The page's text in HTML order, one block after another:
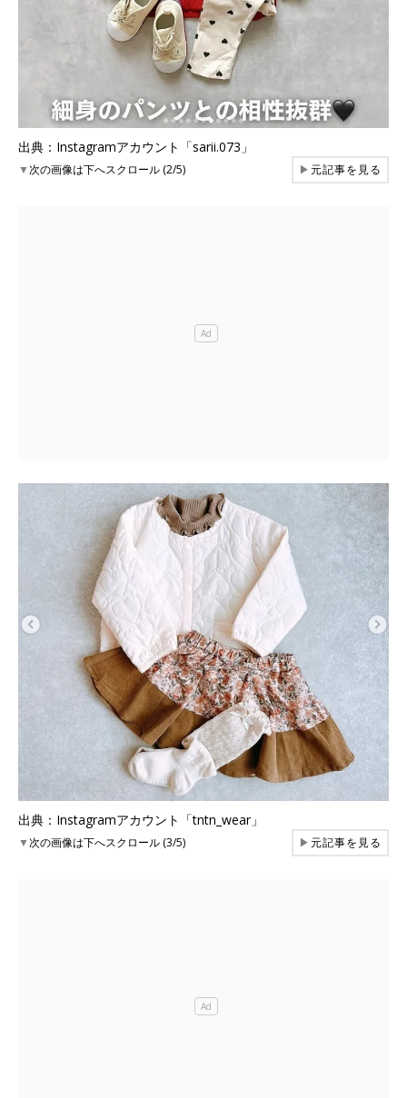
出典：Instagramアカウント「sarii.073」
▼次の画像は下へスクロール (2/5) ▶元記事を見る
出典：Instagramアカウント「tntn_wear」
▼次の画像は下へスクロール (3/5) ▶元記事を見る